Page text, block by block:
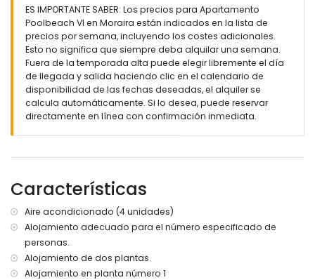
baño con lavabo individual, combinación de
bañera/ducha, bidé y aseo
Exterior del apartamento
parcela cerrada
piscina comunitaria de 15m x 6m y 2m de profundidad
jardín comunitario con césped y árboles
2 terrazas cubiertas
ducha exterior
zona de estar al aire libre
pueblo más cercano: Moraira (a menos de 500 metros del
orilla o ribera más cercana: Mar Mediterráneo (a menos de
50 metros del apartamento)
playa más cercana: Playa de Platgetes (a menos de 50
metros del apartamento)
puerto más cercano: Puerto de Moraira (a menos de 2
ES IMPORTANTE SABER: Los precios para Apartamento
Poolbeach VI en Moraira están indicados en la lista de
precios por semana, incluyendo los costes adicionales.
Esto no significa que siempre deba alquilar una semana.
Fuera de la temporada alta puede elegir libremente el día
de llegada y salida haciendo clic en el calendario de
disponibilidad de las fechas deseadas, el alquiler se
calcula automáticamente. Si lo desea, puede reservar
directamente en línea con confirmación inmediata.
Características
Aire acondicionado (4 unidades)
Alojamiento adecuado para el número especificado de
personas.
Alojamiento de dos plantas.
Alojamiento en planta número 1